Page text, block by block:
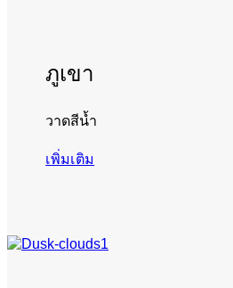
ภูเขา
วาดสีน้ำ
เพิ่มเติม